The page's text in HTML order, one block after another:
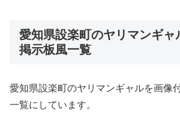
愛知県設楽町のヤリマンギ
掲示板風一覧
愛知県設楽町のヤリマンギャルを画像
一覧にしています。